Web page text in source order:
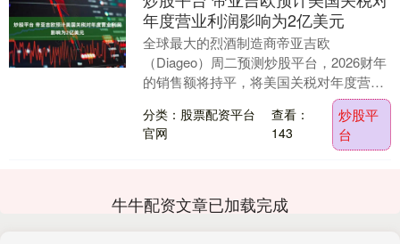
年度营业利润影响为2亿美元
全球最大的烈酒制造商帝亚吉欧
（Diageo）周二预测炒股平台，2026财年
的销售额将持平，将美国关税对年度营业
利润的影响预期上调至每年2亿美元。 该
公司此前预计....
分类：股票配资平台
官网
查看：
143
炒股平
台
牛牛配资文章已加载完成